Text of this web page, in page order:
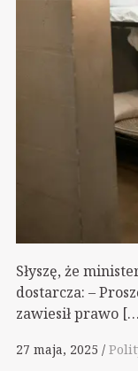
Słyszę, że
dostarcza: –
zawiesił prawo
27 maja, 2025